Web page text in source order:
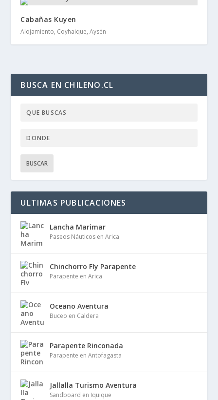
Cabañas Kuyen
Alojamiento, Coyhaique, Aysén
BUSCA EN CHILENO.CL
ULTIMAS PUBLICACIONES
Lancha Marimar
Paseos Náuticos en Arica
Chinchorro Fly Parapente
Parapente en Arica
Oceano Aventura
Buceo en Caldera
Parapente Rinconada
Parapente en Antofagasta
Jallalla Turismo Aventura
Sandboard en Iquique